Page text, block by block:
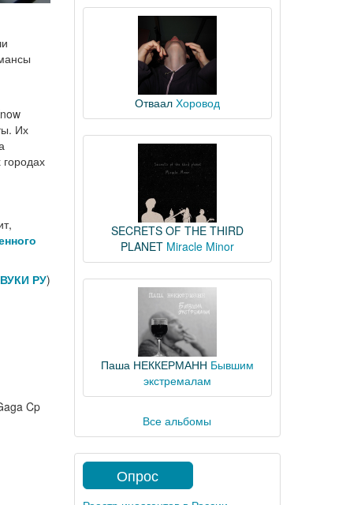
Их
РУ)
Cp
Отваал Хоровод
SECRETS OF THE THIRD
PLANET Miracle Minor
Паша НЕККЕРМАНН Бывшим
экстремалам
Все альбомы
Опрос